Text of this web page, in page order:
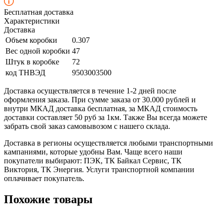
Бесплатная доставка
Характеристики
Доставка
Объем коробки
0.307
Вес одной коробки 47
Штук в коробке
72
код ТНВЭД
9503003500
Доставка осуществляется в течение 1-2 дней после
оформления заказа. При сумме заказа от 30.000 рублей и
внутри МКАД доставка бесплатная, за МКАД стоимость
доставки составляет 50 руб за 1км. Также Вы всегда можете
забрать свой заказ самовывозом с нашего склада.
Доставка в регионы осуществляется любыми транспортными
кампаниями, которые удобны Вам. Чаще всего наши
покупатели выбирают: ПЭК, ТК Байкал Сервис, ТК
Виктория, ТК Энергия. Услуги транспортной компании
оплачивает покупатель.
Похожие товары